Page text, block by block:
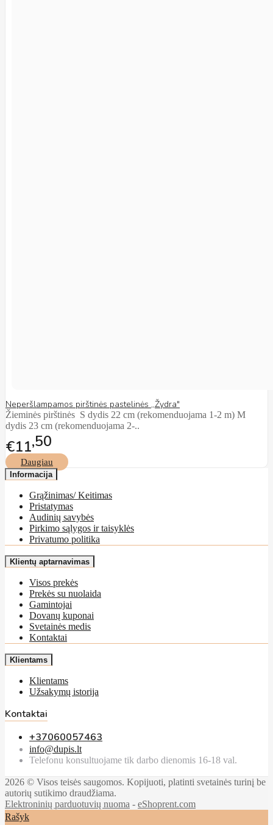
Neperšlampamos pirštinės pastelinės ,,Žydra"
Žieminės pirštinės S dydis 22 cm (rekomenduojama 1-2 m) M
dydis 23 cm (rekomenduojama 2-..
€11 50
Daugiau
Informacija
Grąžinimas/ Keitimas
Pristatymas
Audinių savybės
Pirkimo sąlygos ir taisyklės
Privatumo politika
Klientų aptarnavimas
Visos prekės
Prekės su nuolaida
Gamintojai
Dovanų kuponai
Svetainės medis
Kontaktai
Klientams
Klientams
Užsakymų istorija
Kontaktai
+37060057463
info@dupis.lt
Telefonu konsultuojame tik darbo dienomis 16-18 val.
2026 © Visos teisės saugomos. Kopijuoti, platinti svetainės turinį be
autorių sutikimo draudžiama.
Elektroninių parduotuvių nuoma - eShoprent.com
Rašyk